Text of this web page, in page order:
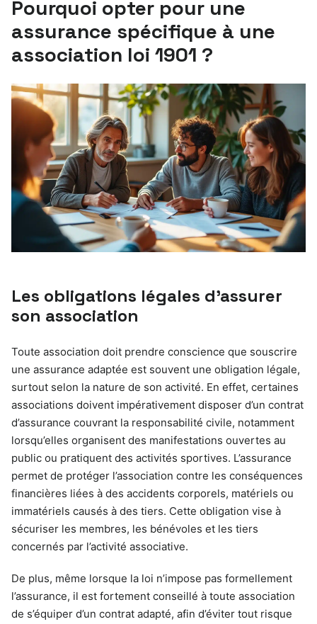
Pourquoi opter pour une
assurance spécifique à une
association loi 1901 ?
Les obligations légales d’assurer
son association
Toute association doit prendre conscience que souscrire
une assurance adaptée est souvent une obligation légale,
surtout selon la nature de son activité. En effet, certaines
associations doivent impérativement disposer d’un contrat
d’assurance couvrant la responsabilité civile, notamment
lorsqu’elles organisent des manifestations ouvertes au
public ou pratiquent des activités sportives. L’assurance
permet de protéger l’association contre les conséquences
financières liées à des accidents corporels, matériels ou
immatériels causés à des tiers. Cette obligation vise à
sécuriser les membres, les bénévoles et les tiers
concernés par l’activité associative.
De plus, même lorsque la loi n’impose pas formellement
l’assurance, il est fortement conseillé à toute association
de s’équiper d’un contrat adapté, afin d’éviter tout risque